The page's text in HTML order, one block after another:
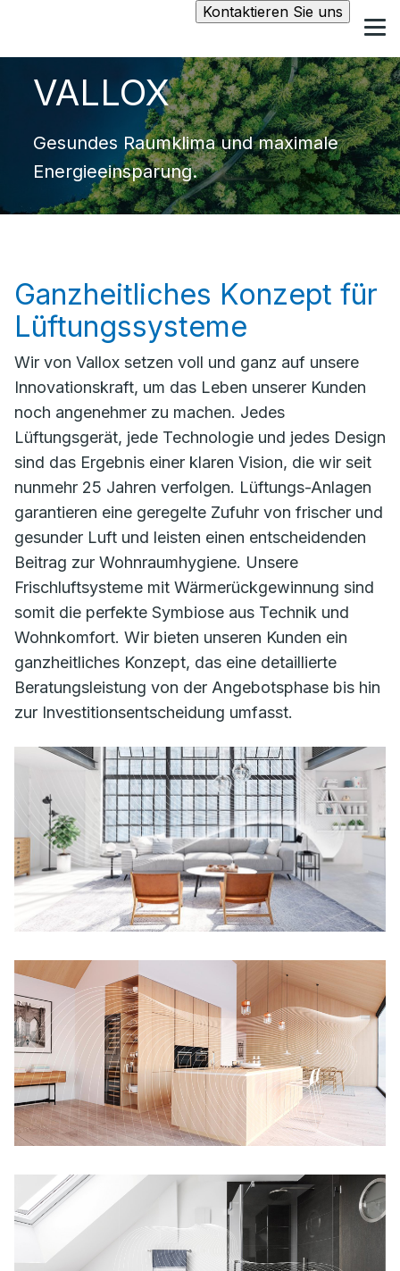
Kontaktieren Sie uns
VALLOX
Gesundes Raumklima und maximale
Energieeinsparung.
Ganzheitliches Konzept für
Lüftungssysteme
Wir von Vallox setzen voll und ganz auf unsere
Innovationskraft, um das Leben unserer Kunden
noch angenehmer zu machen. Jedes
Lüftungsgerät, jede Technologie und jedes Design
sind das Ergebnis einer klaren Vision, die wir seit
nunmehr 25 Jahren verfolgen. Lüftungs-Anlagen
garantieren eine geregelte Zufuhr von frischer und
gesunder Luft und leisten einen entscheidenden
Beitrag zur Wohnraumhygiene. Unsere
Frischluftsysteme mit Wärmerückgewinnung sind
somit die perfekte Symbiose aus Technik und
Wohnkomfort. Wir bieten unseren Kunden ein
ganzheitliches Konzept, das eine detaillierte
Beratungsleistung von der Angebotsphase bis hin
zur Investitionsentscheidung umfasst.